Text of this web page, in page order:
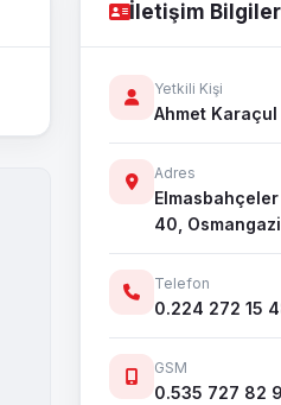
İletişim
Yetkili Kişi
Ahmet Karaçul
Adres
40, Osmangazi
Telefon
0.224 272 15
GSM
0.535 727 82